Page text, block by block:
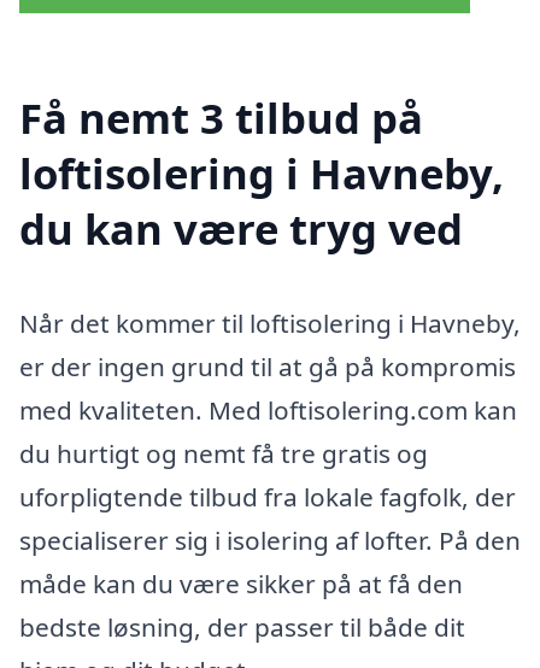
Få nemt 3 tilbud på
loftisolering i Havneby,
du kan være tryg ved
Når det kommer til loftisolering i Havneby,
er der ingen grund til at gå på kompromis
med kvaliteten. Med loftisolering.com kan
du hurtigt og nemt få tre gratis og
uforpligtende tilbud fra lokale fagfolk, der
specialiserer sig i isolering af lofter. På den
måde kan du være sikker på at få den
bedste løsning, der passer til både dit